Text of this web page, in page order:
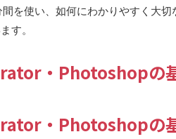
を使い、如何にわかりやすく大
す。
・Photoshopの
・Photoshopの